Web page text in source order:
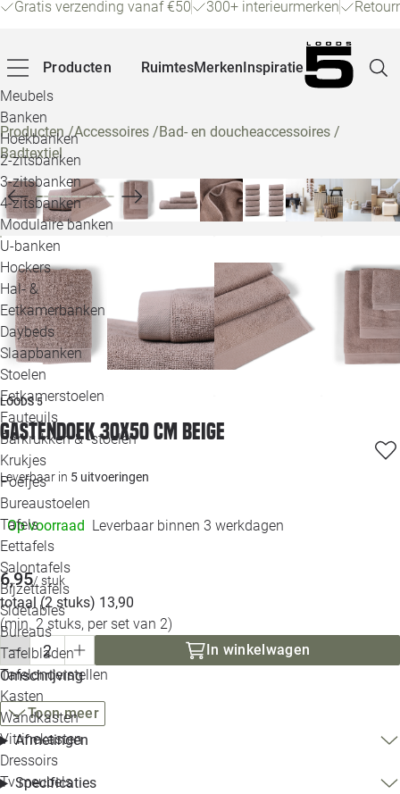
Gratis verzending vanaf €50 300+ interieurmerken
Producten
Meubels
Banken
Hoekbanken
2-zitsbanken
3-zitsbanken
4-zitsbanken
Modulaire banken
U-banken
Hockers
Hal- &
Eetkamerbanken
Daybeds
Slaapbanken
Stoelen
Eetkamerstoelen
Fauteuils
Barkrukken & -stoelen
Krukjes
Poefjes
Bureaustoelen
Tafels
Eettafels
Salontafels
Bijzettafels
Sidetables
Bureaus
Tafelbladen
Tafelonderstellen
Kasten
Wandkasten
Vitrinekasten
Dressoirs
Tv meubels
RuimtesMerkenInspiratie
Alle
Producten/Accessoires /Bad- en doucheaccessoires /
Badtextiel
LOODS 5
Gastendoek 30x50 cm beige
Leverbaar in 5 uitvoeringen
Op voorraad Leverbaar binnen 3 werkdagen
6,95/ stuk
totaal (2 stuks) 13,90
(min. 2 stuks, per set van 2)
In winkelwagen
Omschrijving
Toon meer
Afmetingen
Specificaties